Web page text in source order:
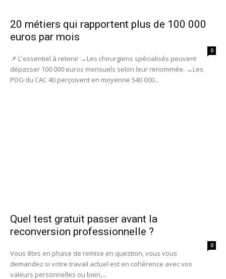
20 métiers qui rapportent plus de 100 000
euros par mois
0
📌 L'essentiel à retenir →Les chirurgiens spécialisés peuvent
dépasser 100 000 euros mensuels selon leur renommée. →Les
PDG du CAC 40 perçoivent en moyenne 540 000...
Quel test gratuit passer avant la
reconversion professionnelle ?
0
Vous êtes en phase de remise en question, vous vous
demandez si votre travail actuel est en cohérence avec vos
valeurs personnelles ou bien,...